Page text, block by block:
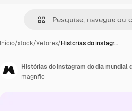
Início/stock/Vetores/Histórias do instagr…
Histórias do instagram do dia mundial
magnific